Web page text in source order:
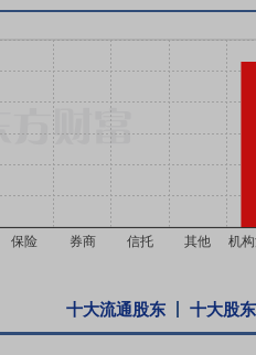
十大流通股东 十大股东